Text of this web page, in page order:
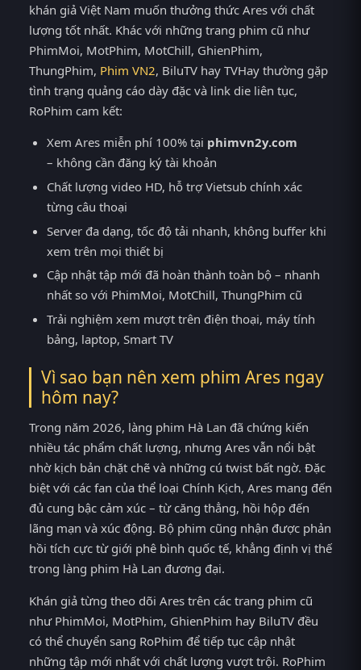
khán giả Việt Nam muốn thưởng thức Ares với chất
lượng tốt nhất. Khác với những trang phim cũ như
PhimMoi, MotPhim, MotChill, GhienPhim,
ThungPhim, Phim VN2, BiluTV hay TVHay thường gặp
tình trạng quảng cáo dày đặc và link die liên tục,
RoPhim cam kết:
Xem Ares miễn phí 100% tại phimvn2y.com
– không cần đăng ký tài khoản
Chất lượng video HD, hỗ trợ Vietsub chính xác
từng câu thoại
Server đa dạng, tốc độ tải nhanh, không buffer khi
xem trên mọi thiết bị
Cập nhật tập mới đã hoàn thành toàn bộ – nhanh
nhất so với PhimMoi, MotChill, ThungPhim cũ
Trải nghiệm xem mượt trên điện thoại, máy tính
bảng, laptop, Smart TV
Vì sao bạn nên xem phim Ares ngay
hôm nay?
Trong năm 2026, làng phim Hà Lan đã chứng kiến
nhiều tác phẩm chất lượng, nhưng Ares vẫn nổi bật
nhờ kịch bản chặt chẽ và những cú twist bất ngờ. Đặc
biệt với các fan của thể loại Chính Kịch, Ares mang đến
đủ cung bậc cảm xúc – từ căng thẳng, hồi hộp đến
lãng mạn và xúc động. Bộ phim cũng nhận được phản
hồi tích cực từ giới phê bình quốc tế, khẳng định vị thế
trong làng phim Hà Lan đương đại.
Khán giả từng theo dõi Ares trên các trang phim cũ
như PhimMoi, MotPhim, GhienPhim hay BiluTV đều
có thể chuyển sang RoPhim để tiếp tục cập nhật
những tập mới nhất với chất lượng vượt trội. RoPhim